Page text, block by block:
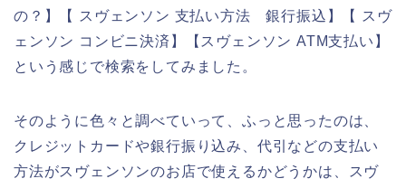
の？】【 スヴェンソン 支払い方法 銀行振込】【 スヴ
ェンソン コンビニ決済】【スヴェンソン ATM支払い】
という感じで検索をしてみました。
そのように色々と調べていって、ふっと思ったのは、
クレジットカードや銀行振り込み、代引などの支払い
方法がスヴェンソンのお店で使えるかどうかは、スヴ